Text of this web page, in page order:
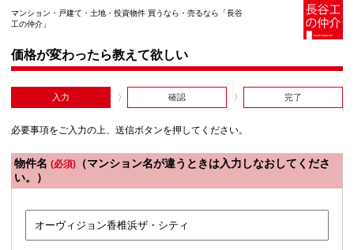
マンション・戸建て・土地・投資物件 買うなら・売るなら「長谷
工の仲介」
価格が変わったら教えて欲しい
入力 確認 完了
必要事項をご入力の上、送信ボタンを押してください。
物件名 (必須) （マンション名が違うときは入力しなおしてくださ
い。）